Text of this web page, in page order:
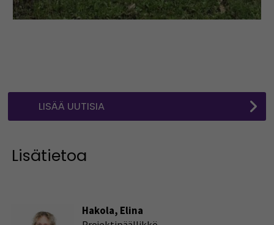
LISÄÄ UUTISIA
Lisätietoa
Hakola, Elina